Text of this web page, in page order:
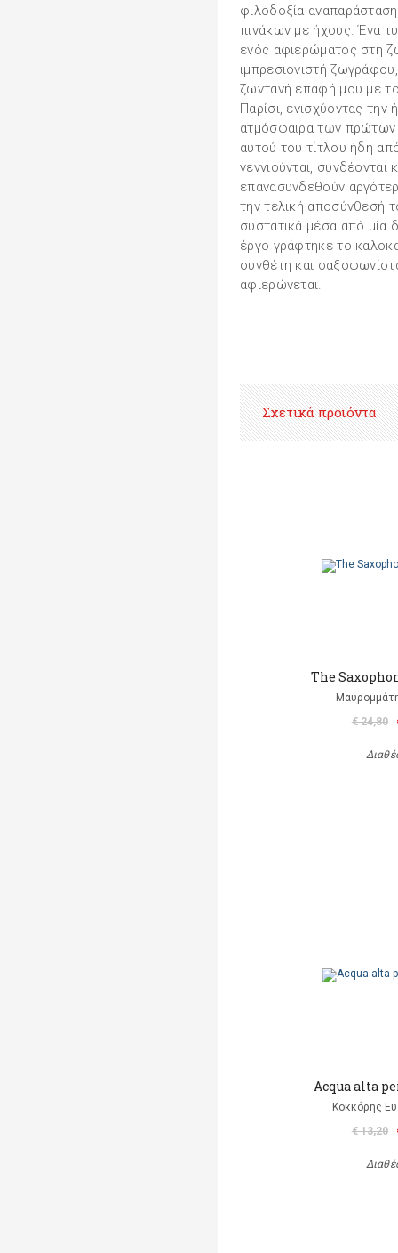
φιλοδοξία
πινάκων με ήχους. Ένα
ενός αφιερώματος στη
ιμπρεσιονιστή
ζωντανή επαφή μου με
Παρίσι, ενισχύοντας την
ατμόσφαιρα των πρώτων
αυτού του τίτλου ήδη
γεννιούνται, συνδέονται
επανασυνδεθούν
την τελική αποσύνθεσή
συστατικά μέσα από μία
έργο γράφτηκε το
συνθέτη και
αφιερώνεται.
Σχετικά προϊόντα
The
€ 24,80
Acqua alta
Κοκκόρης
€ 13,20